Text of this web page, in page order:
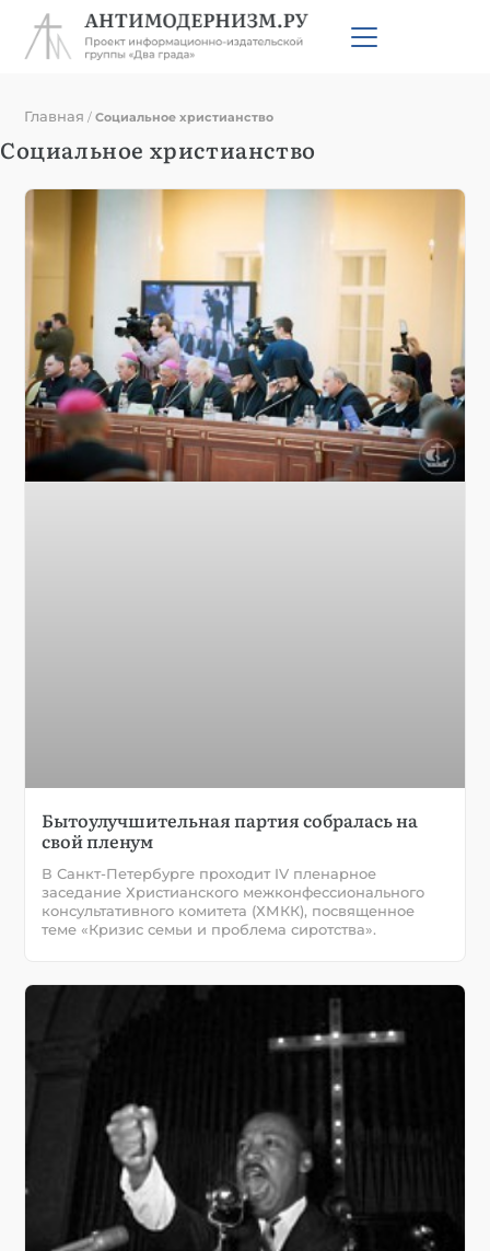
Главная /Социальное христианство
Социальное христианство
Бытоулучшительная партия собралась на
свой пленум
В Санкт-Петербурге проходит IV пленарное
заседание Христианского межконфессионального
консультативного комитета (ХМКК), посвященное
теме «Кризис семьи и проблема сиротства».